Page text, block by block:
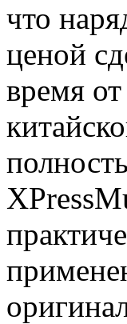
что
ценой
время